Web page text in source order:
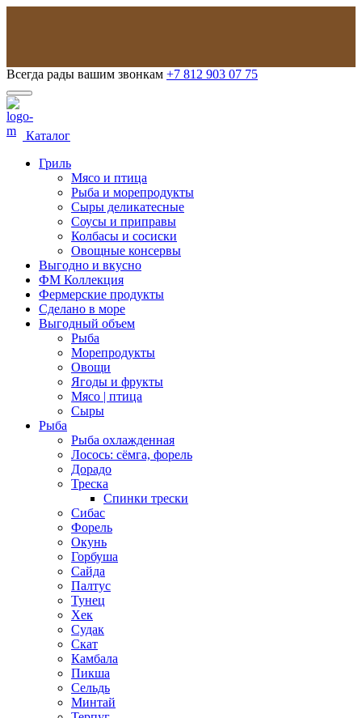
Всегда рады вашим звонкам +7 812 903 07 75
Каталог
Гриль
Мясо и птица
Рыба и морепродукты
Сыры деликатесные
Соусы и приправы
Колбасы и сосиски
Овощные консервы
Выгодно и вкусно
ФМ Коллекция
Фермерские продукты
Сделано в море
Выгодный объем
Рыба
Морепродукты
Овощи
Ягоды и фрукты
Мясо | птица
Сыры
Рыба
Рыба охлажденная
Лосось: сёмга, форель
Дорадо
Треска
Спинки трески
Сибас
Форель
Окунь
Горбуша
Сайда
Палтус
Тунец
Хек
Судак
Скат
Камбала
Пикша
Сельдь
Минтай